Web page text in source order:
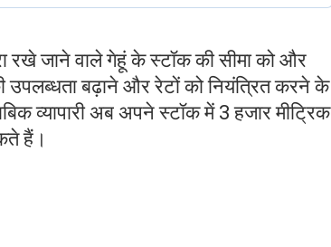
रखे जाने वाले गेहूं के स्टॉक की सीमा को और
बढ़ाने और रेटों को नियंत्रित करने के
व्यापारी अब अपने स्टॉक में 3 हजार मीट्रिक
हैं।